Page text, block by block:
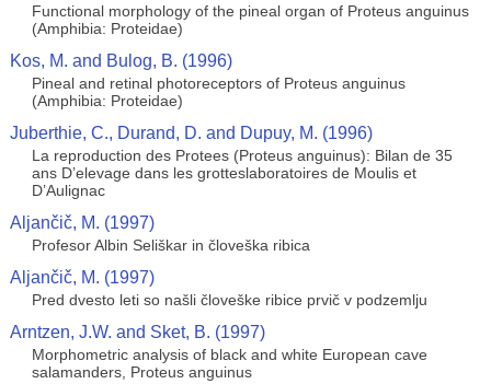
Functional morphology of the pineal organ of Proteus anguinus
(Amphibia: Proteidae)
Kos, M. and Bulog, B. (1996)
Pineal and retinal photoreceptors of Proteus anguinus
(Amphibia: Proteidae)
Juberthie, C., Durand, D. and Dupuy, M. (1996)
La reproduction des Protees (Proteus anguinus): Bilan de 35
ans D’elevage dans les grotteslaboratoires de Moulis et
D’Aulignac
Aljančič, M. (1997)
Profesor Albin Seliškar in človeška ribica
Aljančič, M. (1997)
Pred dvesto leti so našli človeške ribice prvič v podzemlju
Arntzen, J.W. and Sket, B. (1997)
Morphometric analysis of black and white European cave
salamanders, Proteus anguinus